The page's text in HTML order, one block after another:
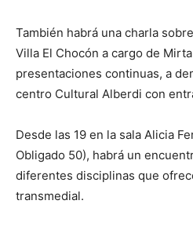
También habrá una charla
Villa El Chocón a cargo de
presentaciones continuas, a
centro Cultural Alberdi con
Desde las 19 en la sala Alicia
Obligado 50), habrá un
diferentes disciplinas que
transmedial.